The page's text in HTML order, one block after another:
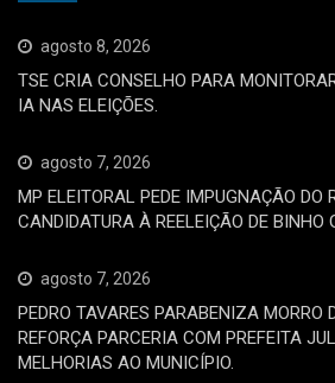
agosto 8, 2026
TSE CRIA CONSELHO PARA
IA NAS ELEIÇÕES.
agosto 7, 2026
MP ELEITORAL PEDE IMPUGNAÇÃO DO
CANDIDATURA À REELEIÇÃO DE BINHO
agosto 7, 2026
PEDRO TAVARES PARABENIZA MORRO
REFORÇA PARCERIA COM PREFEITA
MELHORIAS AO MUNICÍPIO.